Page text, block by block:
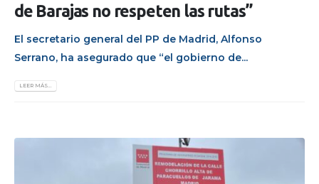
de Barajas no respeten las rutas”
El secretario general del PP de Madrid, Alfonso
Serrano, ha asegurado que “el gobierno de...
LEER MÁS...